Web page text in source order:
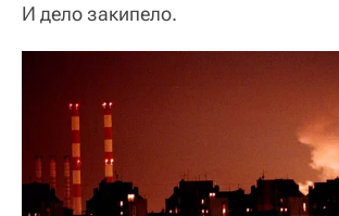
И дело закипело.